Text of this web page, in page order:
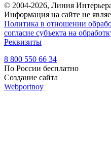
© 2004-2026, Линия
Информация на сайте не
Политика в отношении
согласие субъекта на
Реквизиты
8 800 550 66 34
По России бесплатно
Создание сайта
Webportnoy